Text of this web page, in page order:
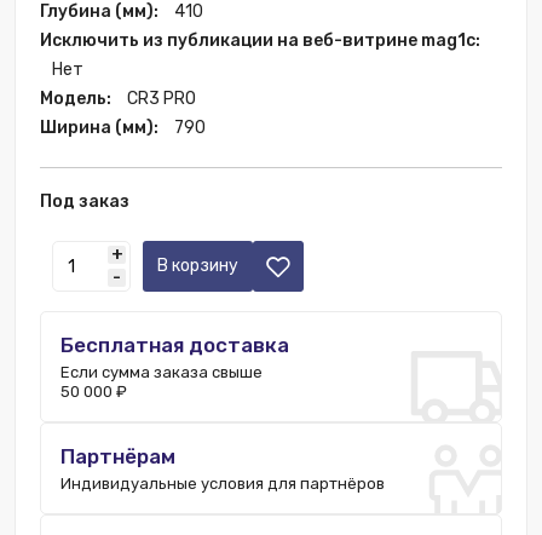
Глубина (мм):
410
Исключить из публикации на веб-витрине mag1c:
Нет
Модель:
CR3 PRO
Ширина (мм):
790
Под заказ
+
-
В корзину
Бесплатная доставка
Если сумма заказа свыше
50 000 ₽
Партнёрам
Индивидуальные условия для партнёров